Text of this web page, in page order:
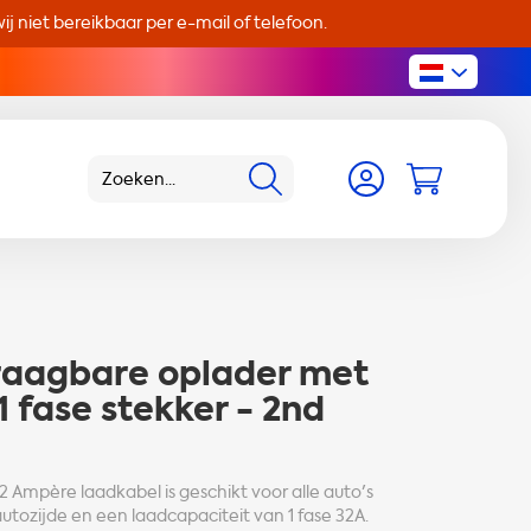
niet bereikbaar per e-mail of telefoon.
oplader met
fase stekker - 2nd
Ampère laadkabel is geschikt voor alle auto's
en een laadcapaciteit van 1 fase 32A.